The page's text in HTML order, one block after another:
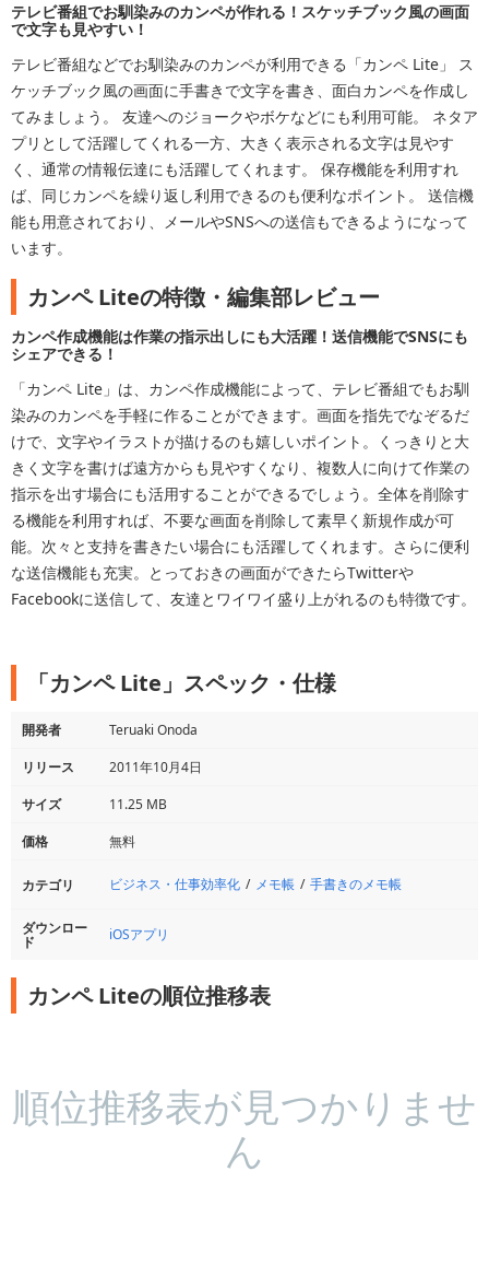
テレビ番組でお馴染みのカンペが作れる！スケッチブック風の画面
で文字も見やすい！
テレビ番組などでお馴染みのカンペが利用できる「カンペ Lite」 ス
ケッチブック風の画面に手書きで文字を書き、面白カンペを作成し
てみましょう。 友達へのジョークやボケなどにも利用可能。 ネタア
プリとして活躍してくれる一方、大きく表示される文字は見やす
く、通常の情報伝達にも活躍してくれます。 保存機能を利用すれ
ば、同じカンペを繰り返し利用できるのも便利なポイント。 送信機
能も用意されており、メールやSNSへの送信もできるようになって
います。
カンペ Liteの特徴・編集部レビュー
カンペ作成機能は作業の指示出しにも大活躍！送信機能でSNSにも
シェアできる！
「カンペ Lite」は、カンペ作成機能によって、テレビ番組でもお馴
染みのカンペを手軽に作ることができます。画面を指先でなぞるだ
けで、文字やイラストが描けるのも嬉しいポイント。くっきりと大
きく文字を書けば遠方からも見やすくなり、複数人に向けて作業の
指示を出す場合にも活用することができるでしょう。全体を削除す
る機能を利用すれば、不要な画面を削除して素早く新規作成が可
能。次々と支持を書きたい場合にも活躍してくれます。さらに便利
な送信機能も充実。とっておきの画面ができたらTwitterや
Facebookに送信して、友達とワイワイ盛り上がれるのも特徴です。
「カンペ Lite」スペック・仕様
開発者
Teruaki Onoda
リリース
2011年10月4日
サイズ
11.25 MB
価格
無料
カテゴリ ビジネス・仕事効率化 メモ帳 手書きのメモ帳
ダウンロー
ド iOSアプリ
カンペ Liteの順位推移表
順位推移表が見つかりませ
ん